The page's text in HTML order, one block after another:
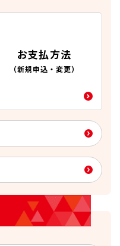
お支払方法
（新規申込・変更）